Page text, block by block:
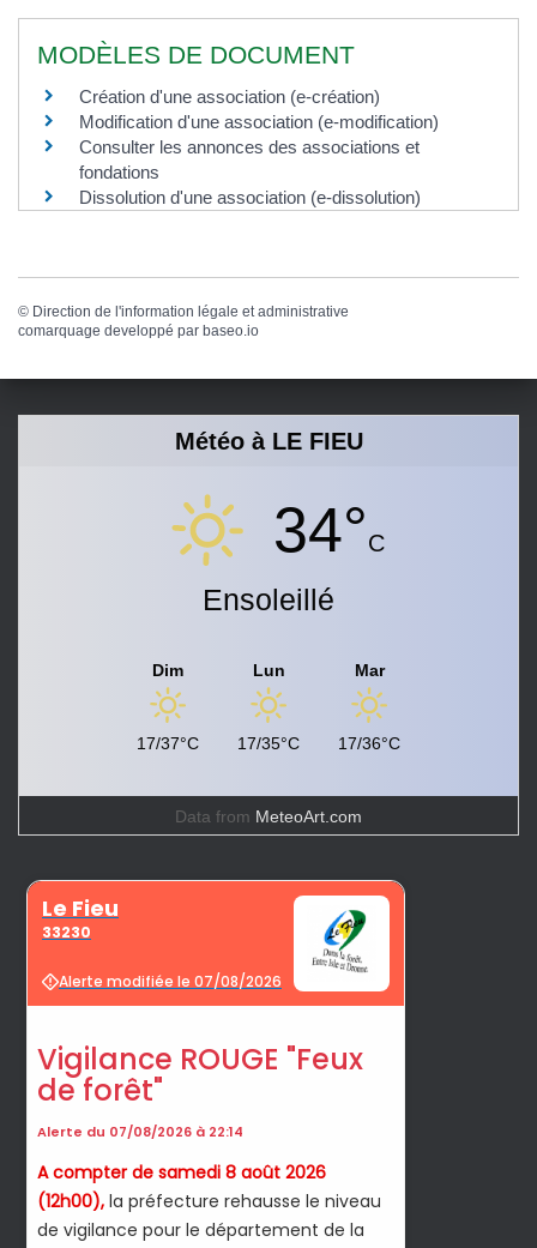
MODÈLES DE DOCUMENT
Création d'une association (e-création)
Modification d'une association (e-modification)
Consulter les annonces des associations et
fondations
Dissolution d'une association (e-dissolution)
© Direction de l'information légale et administrative
comarquage developpé par baseo.io
Météo à LE FIEU
34°C
Ensoleillé
Dim
17/37°C
Lun
17/35°C
Mar
17/36°C
Data from MeteoArt.com